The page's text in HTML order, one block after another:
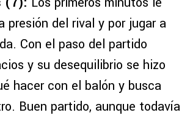
presión del rival y por jugar a
Con el paso del partido
y su desequilibrio se hizo
hacer con el balón y busca
Buen partido, aunque todavía